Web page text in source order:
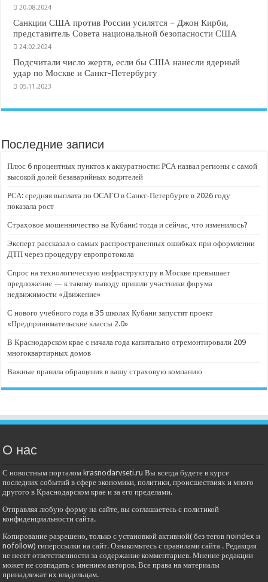
20.08.2024
Санкции США против России усилятся – Джон Кирби,
представитель Совета национальной безопасности США
24.02.2024
Подсчитали число жертв, если бы США нанесли ядерный
удар по Москве и Санкт-Петербургу
05.11.2023
Последние записи
Плюс 6 процентных пунктов к аккуратности: РСА назвал регионы с самой
высокой долей безаварийных водителей
РСА: средняя выплата по ОСАГО в Санкт-Петербурге в 2026 году
показала рост
Страховое мошенничество на Кубани: тогда и сейчас, что изменилось?
Эксперт рассказал о самых распространенных ошибках при оформлении
ДТП через процедуру европротокола
Спрос на технологическую инфраструктуру в Москве превышает
предложение — к такому выводу пришли участники форума
недвижимости «Движение»
С нового учебного года в 35 школах Кубани запустят проект
«Предпринимательские классы 2.0»
В Краснодарском крае с начала года капитально отремонтировали 209
многоквартирных домов
Важные правила обращения в вашу страховую компанию
О нас
С новостным порталом krasnodarvseti.ru Вы всегда будете в курсе
последних событий в сфере экономики, политики, происшествиях и много
другого в Краснодарском крае и за его пределами.
Отправляя любую форму на сайте, вы соглашаетесь с политикой
конфиденциальности сайта.
Копирование разрешено, только с установкой активной( без тегов noindex и
nofollow) гиперссылки на сайт. Ознакомьтесь с правилами сайта . Редакция
не несет ответственности за содержание комментариев. Мнение редакции
может не совпадать с мнением авторов. Все права на материалы
принадлежат их владельцам.